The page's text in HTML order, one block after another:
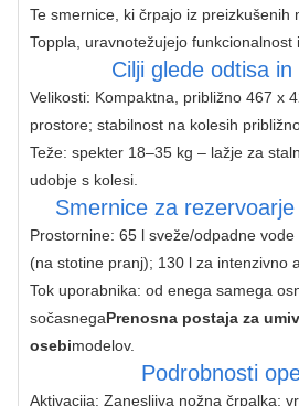
Te smernice, ki črpajo iz preizkušenih
Toppla, uravnotežujejo funkcionalnost
Cilji glede odtisa
Velikosti: Kompaktna, približno 467 x
prostore; stabilnost na kolesih
Teže: spekter 18–35 kg – lažje za
udobje s kolesi.
Smernice za
Prostornine: 65 l sveže/odpadne
(na stotine pranj); 130 l za intenzivno
Tok uporabnika: od enega samega
sočasnegaPrenosna postaja za
osebimodelov.
Podrobnosti
Aktivacija: Zanesljiva nožna črpalka;